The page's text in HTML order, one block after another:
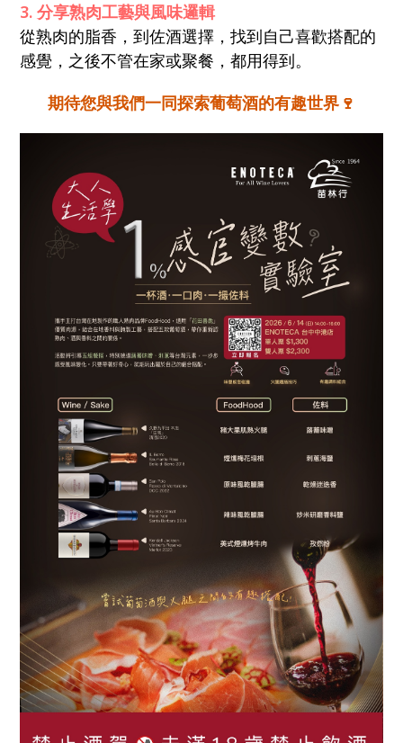
3. 分享熟肉工藝與風味邏輯
從熟肉的脂香，到佐酒選擇，找到自己喜歡搭配的
感覺，之後不管在家或聚餐，都用得到。
期待您與我們一同探索葡萄酒的有趣世界 🍷